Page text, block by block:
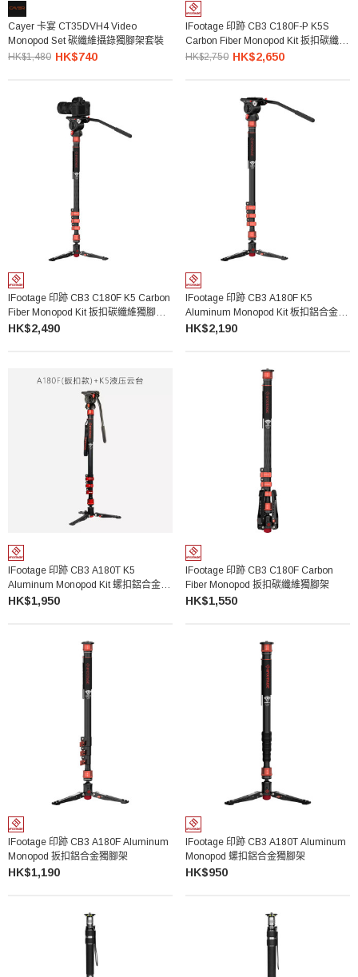
Cayer 卡宴 CT35DVH4 Video
Monopod Set 碳纖維攝錄獨腳架套裝
HK$1,480 HK$740
IFootage 印跡 CB3 C180F-P K5S
Carbon Fiber Monopod Kit 扳扣碳纖維
獨腳架套裝
HK$2,750 HK$2,650
IFootage 印跡 CB3 C180F K5 Carbon
Fiber Monopod Kit 扳扣碳纖維獨腳架
套裝
HK$2,490
IFootage 印跡 CB3 A180F K5
Aluminum Monopod Kit 板扣鋁合金獨
腳架套裝
HK$2,190
IFootage 印跡 CB3 A180T K5
Aluminum Monopod Kit 螺扣鋁合金獨
腳架套裝
HK$1,950
IFootage 印跡 CB3 C180F Carbon
Fiber Monopod 扳扣碳纖維獨腳架
HK$1,550
IFootage 印跡 CB3 A180F Aluminum
Monopod 扳扣鋁合金獨腳架
HK$1,190
IFootage 印跡 CB3 A180T Aluminum
Monopod 螺扣鋁合金獨腳架
HK$950